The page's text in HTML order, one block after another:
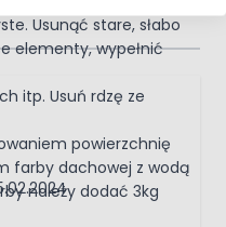
Usunąć stare, słabo
elementy, wypełnić
itp. Usuń rdzę ze
powierzchnię
farby dachowej z wodą
należy dodać 3kg
lutego 2024